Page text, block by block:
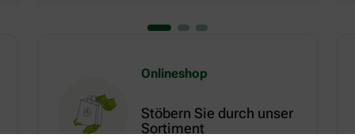
Onlineshop
Stöbern Sie durch unser
Sortiment